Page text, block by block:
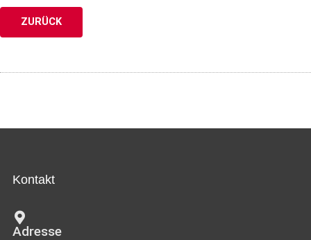
ZURÜCK
Kontakt
Adresse